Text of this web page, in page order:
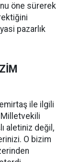
öne sürerek
pazarlık
ile ilgili
Milletvekili
aletiniz değil,
O bizim